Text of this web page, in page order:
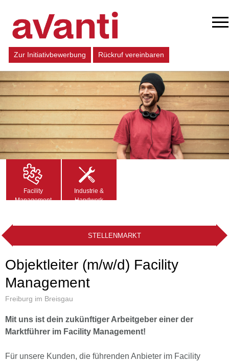
Zur Initiativbewerbung Rückruf vereinbaren
Facility
Management
Industrie &
Handwerk
STELLENMARKT
Objektleiter (m/w/d) Facility
Management
Freiburg im Breisgau
Mit uns ist dein zukünftiger Arbeitgeber einer der
Marktführer im Facility Management!
Für unsere Kunden, die führenden Anbieter im Facility